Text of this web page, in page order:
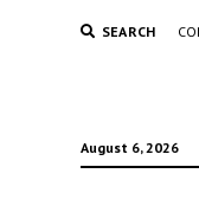
SEARCH
August 6, 2026